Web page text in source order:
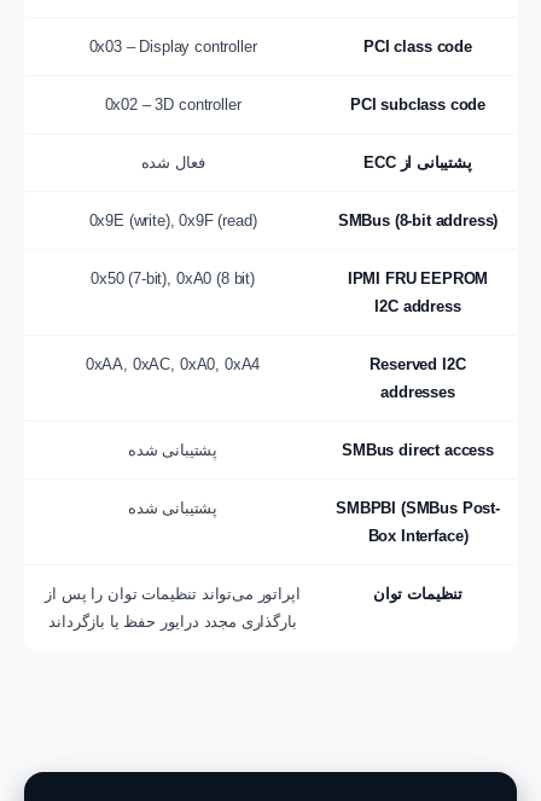
PCI class code
0x03 – Display controller
PCI subclass code
0x02 – 3D controller
پشتیبانی از ECC فعال شده
SMBus (8-bit address)
0x9E (write), 0x9F (read)
IPMI FRU EEPROM
I2C address
0x50 (7-bit), 0xA0 (8 bit)
Reserved I2C
addresses
0xAA, 0xAC, 0xA0, 0xA4
SMBus direct access پشتیبانی شده
SMBPBI (SMBus Post-
Box Interface)
پشتیبانی شده
تنظیمات توان
اپراتور می‌تواند تنظیمات توان را پس از
بارگذاری مجدد درایور حفظ یا بازگرداند